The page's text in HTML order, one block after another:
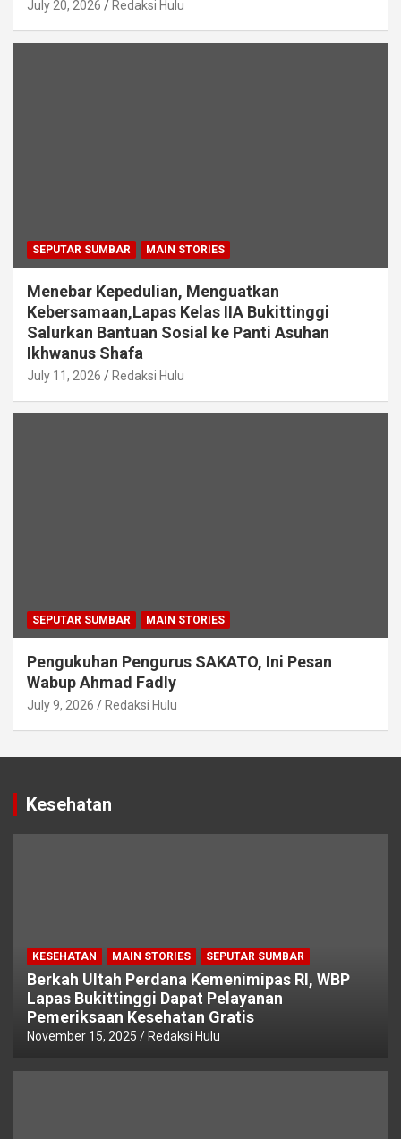
July 20, 2026 Redaksi Hulu
SEPUTAR SUMBAR MAIN STORIES
Menebar Kepedulian, Menguatkan
Kebersamaan,Lapas Kelas IIA Bukittinggi
Salurkan Bantuan Sosial ke Panti Asuhan
Ikhwanus Shafa
July 11, 2026 Redaksi Hulu
SEPUTAR SUMBAR MAIN STORIES
Pengukuhan Pengurus SAKATO, Ini Pesan
Wabup Ahmad Fadly
July 9, 2026 Redaksi Hulu
Kesehatan
KESEHATAN MAIN STORIES SEPUTAR SUMBAR
Berkah Ultah Perdana Kemenimipas RI, WBP
Lapas Bukittinggi Dapat Pelayanan
Pemeriksaan Kesehatan Gratis
November 15, 2025 Redaksi Hulu